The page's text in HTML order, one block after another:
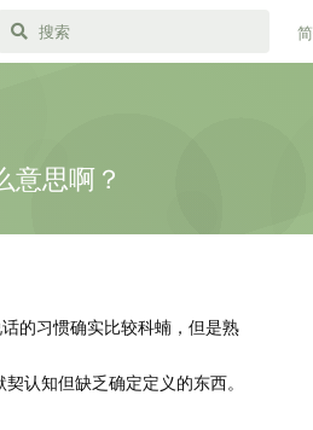
意思啊？
的习惯确实比较科蝻，但是熟
认知但缺乏确定定义的东西。